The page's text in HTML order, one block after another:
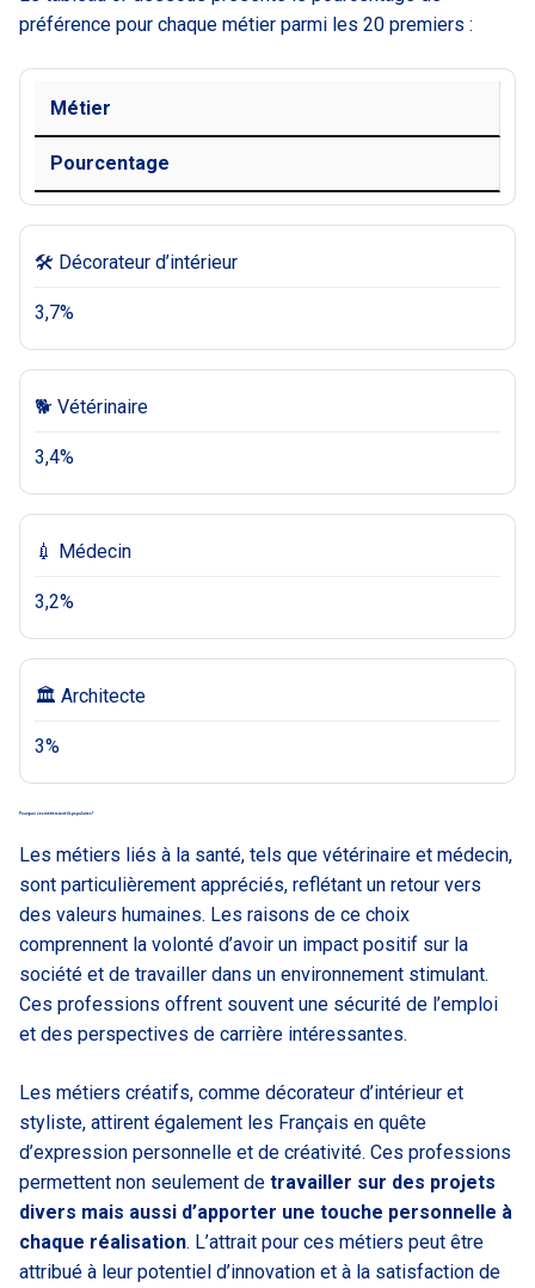
préférence pour chaque métier parmi les 20 premiers :
Métier
Pourcentage
🛠 Décorateur d’intérieur
3,7%
🐕 Vétérinaire
3,4%
💉 Médecin
3,2%
🏛 Architecte
3%
Pourquoi ces métiers sont-ils populaires ?
Les métiers liés à la santé, tels que vétérinaire et médecin,
sont particulièrement appréciés, reflétant un retour vers
des valeurs humaines. Les raisons de ce choix
comprennent la volonté d’avoir un impact positif sur la
société et de travailler dans un environnement stimulant.
Ces professions offrent souvent une sécurité de l’emploi
et des perspectives de carrière intéressantes.
Les métiers créatifs, comme décorateur d’intérieur et
styliste, attirent également les Français en quête
d’expression personnelle et de créativité. Ces professions
permettent non seulement de travailler sur des projets
divers mais aussi d’apporter une touche personnelle à
chaque réalisation. L’attrait pour ces métiers peut être
attribué à leur potentiel d’innovation et à la satisfaction de